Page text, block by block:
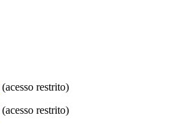
(acesso restrito)
(acesso restrito)